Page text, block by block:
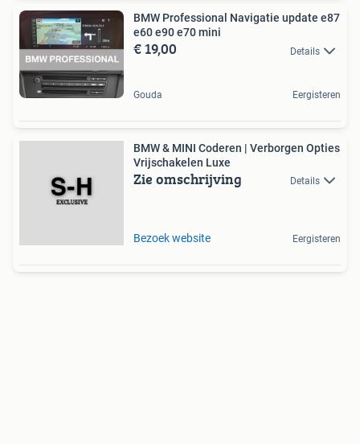
BMW Professional Navigatie update e87
e60 e90 e70 mini
€ 19,00 Details
Gouda Eergisteren
BMW & MINI Coderen | Verborgen Opties
Vrijschakelen Luxe
Zie omschrijving Details
Bezoek website Eergisteren